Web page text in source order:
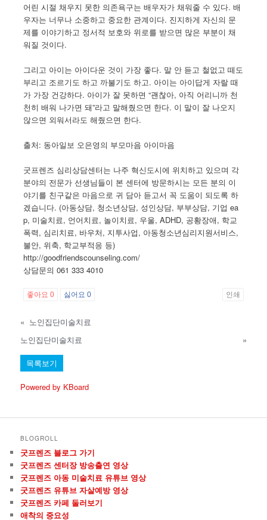
어린 시절 채우지 못한 의존욕구는 배우자가 채워줄 수 있다. 배
우자는 너무나 소중하고 중요한 관계이다. 진지하게 자신의 문
제를 이야기하고 정서적 보호와 위로를 받으면 많은 부분이 채
워질 것이다.
그리고 아이는 아이다운 것이 가장 좋다. 말 안 듣고 철없고 떼도
부리고 조르기도 하고 까불기도 하고. 아이는 아이답게 자랄 때
가 가장 건강하다. 아이가 잘 못하면 “괜찮아, 아직 어리니까 천
천히 배워 나가면 돼”라고 말해줬으면 한다. 이 말이 잘 나오지
않으면 외워서라도 해줬으면 한다.
출처: 동아일보 오은영의 부모마음 아이마음
굿프렌즈 심리상담센터는 나주 혁신도시에 위치하고 있으며 각
분야의 전문가 선생님들이 본 센터에 방문하시는 모든 분의 이
야기를 친구같은 마음으로 귀 담아 듣고서 꼭 도움이 되도록 하
겠습니다. (아동상담, 청소년상담, 성인상담, 부부상담, 기업 ea
p, 미술치료, 언어치료, 놀이치료, 우울, ADHD, 공황장애, 학교
폭력, 심리치료, 바우처, 지투사업, 아동청소년심리지원서비스,
불안, 위축, 학교부적응 등)
http://goodfriendscounseling.com/
상담문의 061 333 4010
좋아요0 싫어요0 인쇄
« 노인집단미술치료
노인집단미술치료
»
목록보기
Powered by KBoard
BLOGROLL
굿프렌즈 블로그 가기
굿프렌즈 센터장 방송출연 영상
굿프렌즈 아동 미술치료 유튜브 영상
굿프렌즈 유튜브 자살예방 영상
굿프렌즈 카페 둘러보기
애착의 중요성